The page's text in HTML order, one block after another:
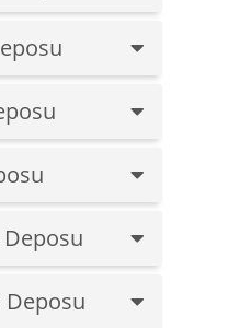
Deposu
Deposu